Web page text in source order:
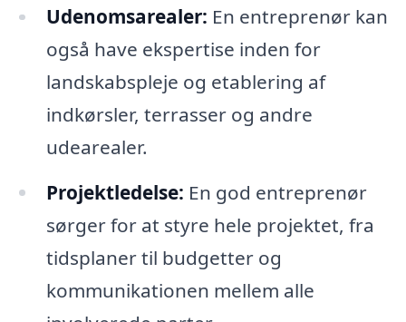
Udenomsarealer: En entreprenør kan
også have ekspertise inden for
landskabspleje og etablering af
indkørsler, terrasser og andre
udearealer.
Projektledelse: En god entreprenør
sørger for at styre hele projektet, fra
tidsplaner til budgetter og
kommunikationen mellem alle